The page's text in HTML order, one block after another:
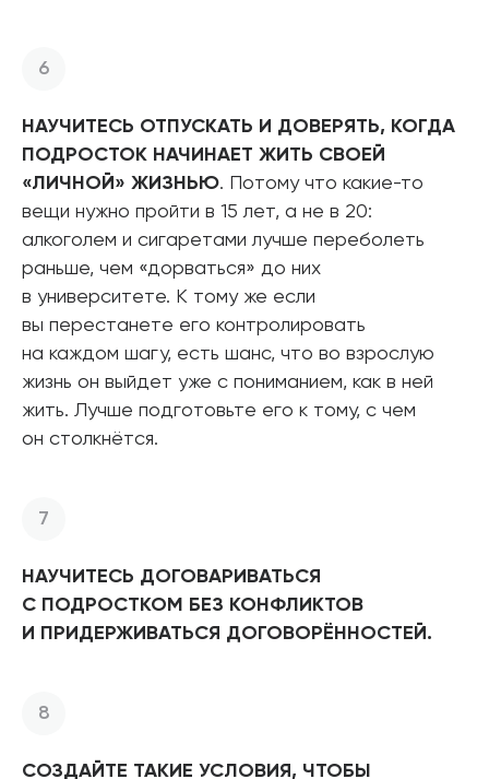
НАУЧИТЕСЬ ОТПУСКАТЬ И ДОВЕРЯТЬ, КОГДА
ПОДРОСТОК НАЧИНАЕТ ЖИТЬ СВОЕЙ
«ЛИЧНОЙ» ЖИЗНЬЮ. Потому что какие-то
вещи нужно пройти в 15 лет, а не в 20:
алкоголем и сигаретами лучше переболеть
раньше, чем «дорваться» до них
в университете. К тому же если
вы перестанете его контролировать
на каждом шагу, есть шанс, что во взрослую
жизнь он выйдет уже с пониманием, как в ней
жить. Лучше подготовьте его к тому, с чем
он столкнётся.
НАУЧИТЕСЬ ДОГОВАРИВАТЬСЯ
С ПОДРОСТКОМ БЕЗ КОНФЛИКТОВ
И ПРИДЕРЖИВАТЬСЯ ДОГОВОРЁННОСТЕЙ.
СОЗДАЙТЕ ТАКИЕ УСЛОВИЯ, ЧТОБЫ